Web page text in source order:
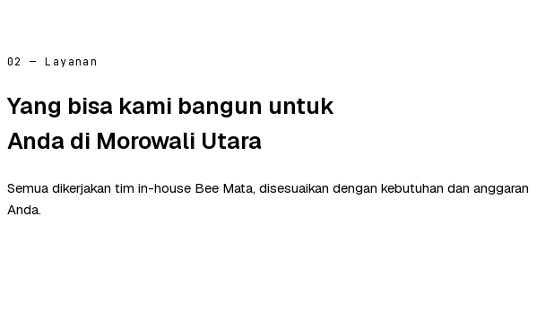
02 — Layanan
Yang bisa kami bangun untuk
Anda di Morowali Utara
Semua dikerjakan tim in-house Bee Mata, disesuaikan dengan kebutuhan dan anggaran
Anda.